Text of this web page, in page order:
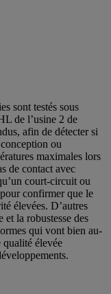
sont testés sous
de l’usine 2 de
afin de détecter si
ou
maximales lors
de contact avec
court-circuit ou
confirmer que le
élevées. D’autres
et la robustesse des
qui vont bien au-
qualité élevée